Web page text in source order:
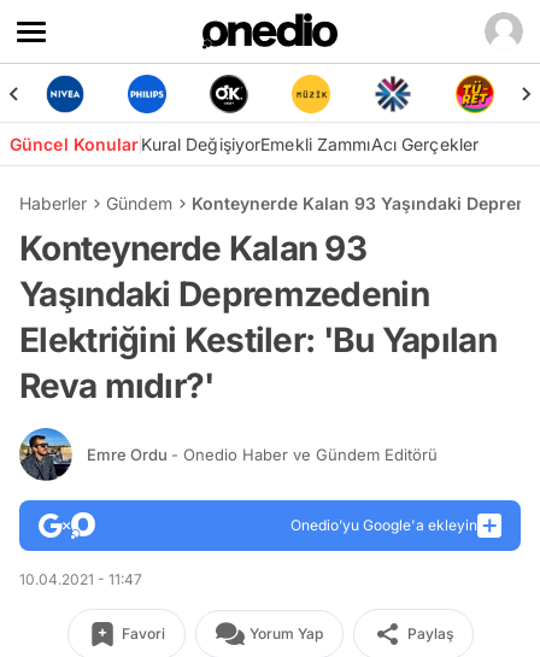
Güncel KonularKural DeğişiyorEmekli ZammıAcı Gerçekler
Haberler Gündem Konteynerde Kalan 93 Yaşındaki
Konteynerde Kalan 93
Yaşındaki Depremzedenin
Elektriğini Kestiler: 'Bu Yapılan
Reva mıdır?'
Emre Ordu - Onedio Haber ve Gündem Editörü
Onedio’yu Google'a ekleyin
10.04.2021 - 11:47
Favori Yorum Yap Paylaş